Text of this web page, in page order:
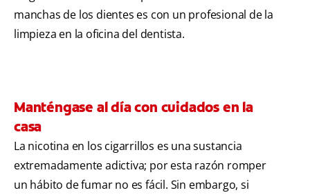
manchas de los dientes es con un profesional de la
limpieza en la oficina del dentista.
Manténgase al día con cuidados en la
casa
La nicotina en los cigarrillos es una sustancia
extremadamente adictiva; por esta razón romper
un hábito de fumar no es fácil. Sin embargo, si